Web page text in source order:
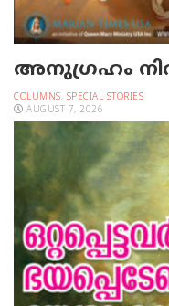
അനുഗ്രഹം
COLUMNS, SPECIAL STORIES
AUGUST 7, 2026